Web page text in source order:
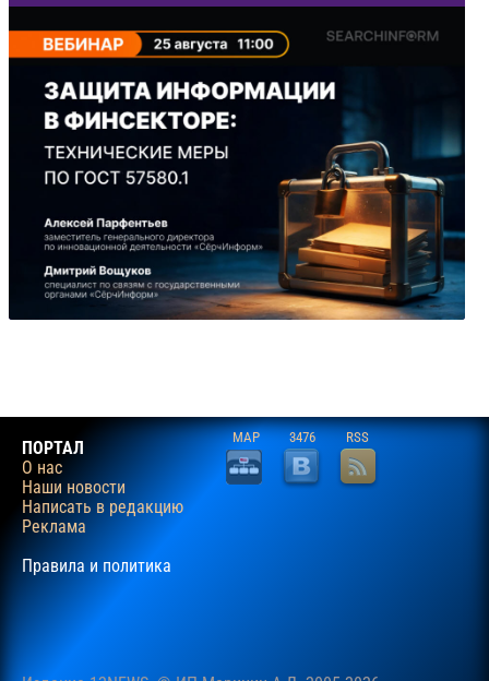
ПОРТАЛ
О нас
Наши новости
Написать в редакцию
Реклама
Правила и политика
MAP 3476 RSS